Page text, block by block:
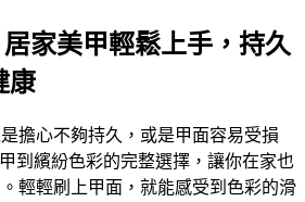
家美甲輕鬆上手，持久
康
擔心不夠持久，或是甲面容易受損
到繽紛色彩的完整選擇，讓你在家也
輕輕刷上甲面，就能感受到色彩的滑